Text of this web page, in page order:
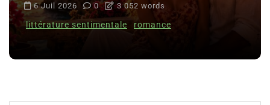
6 Juil 2026 0 3 052 words
littérature sentimentale romance